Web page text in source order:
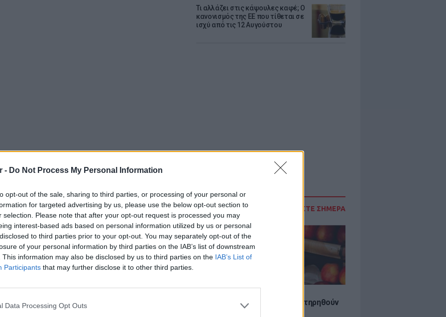
- Do Not Process My Personal Information
opt-out of the sale, sharing to third parties, or processing of your personal or
for targeted advertising by us, please use the below opt-out section to
selection. Please note that after your opt-out request is processed you may
interest-based ads based on personal information utilized by us or personal
to third parties prior to your opt-out. You may separately opt-out of the
of your personal information by third parties on the IAB’s list of downstream
This information may also be disclosed by us to third parties on the IAB’s List of
Participants that may further disclose it to other third parties.
Data Processing Opt Outs
Τι αλλάζει στις κάψουλες καφέ; Ο
κανονισμός της ΕΕ που τίθεται σε
ισχύ από τις 12 Αυγούστου
ΔΙΑΒΑΣΤΕ ΣΗΜΕΡΑ
6 φρούτα που μπορουν να διατηρηθούν
κάνναβης στην
το 80% της παραγωγής μας από τις
να σώσουμε ό,τι μπορούσαμε,
πρόβατα και κατσίκια να βόσκουν
ιστοσελίδα 1077statusfm.gr.
να φάνε γιατί όλη η υπόλοιπη τροφή τους
η κάνναβη και η φούντα και η πρασινάδα.
ήταν πώς θα τα κυνηγήσουμε για
γιατί δεν έφευγαν με τίποτα. Τα πρόβατα
και αυτό δεν γίνεται ποτέ. Λογικό αφού